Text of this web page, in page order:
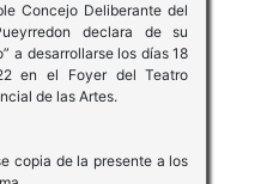
Concejo Deliberante del
declara de su
a desarrollarse los días 18
en el Foyer del Teatro
de las Artes.
copia de la presente a los